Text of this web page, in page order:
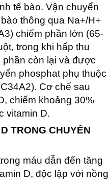
tế bào. Vận chuyển
thông qua Na+/H+
chiếm phần lớn (65-
trong khi hấp thu
phần còn lại và được
phosphat phụ thuộc
Cơ chế sau
chiếm khoảng 30%
vitamin D.
TRONG CHUYỂN
máu dẫn đến tăng
D, độc lập với nồng